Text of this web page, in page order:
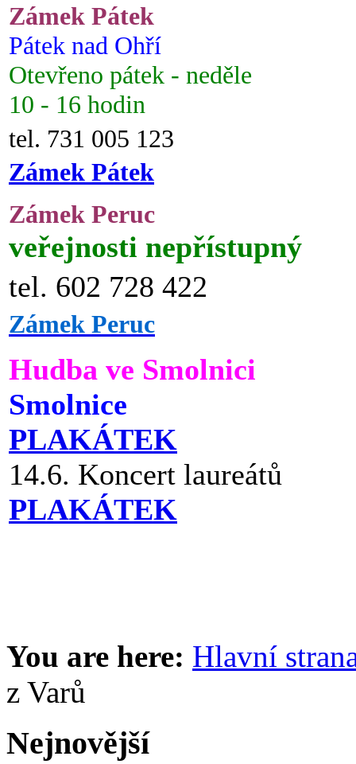
Zámek Pátek
Pátek nad Ohří
Otevřeno pátek - neděle
10 - 16 hodin
tel. 731 005 123
Zámek Pátek
Zámek Peruc
veřejnosti nepřístupný
tel. 602 728 422
Zámek Peruc
Hudba ve Smolnici
Smolnice
PLAKÁTEK
14.6. Koncert laureátů
PLAKÁTEK
You are here: Hlavní
z Varů
Nejnovější